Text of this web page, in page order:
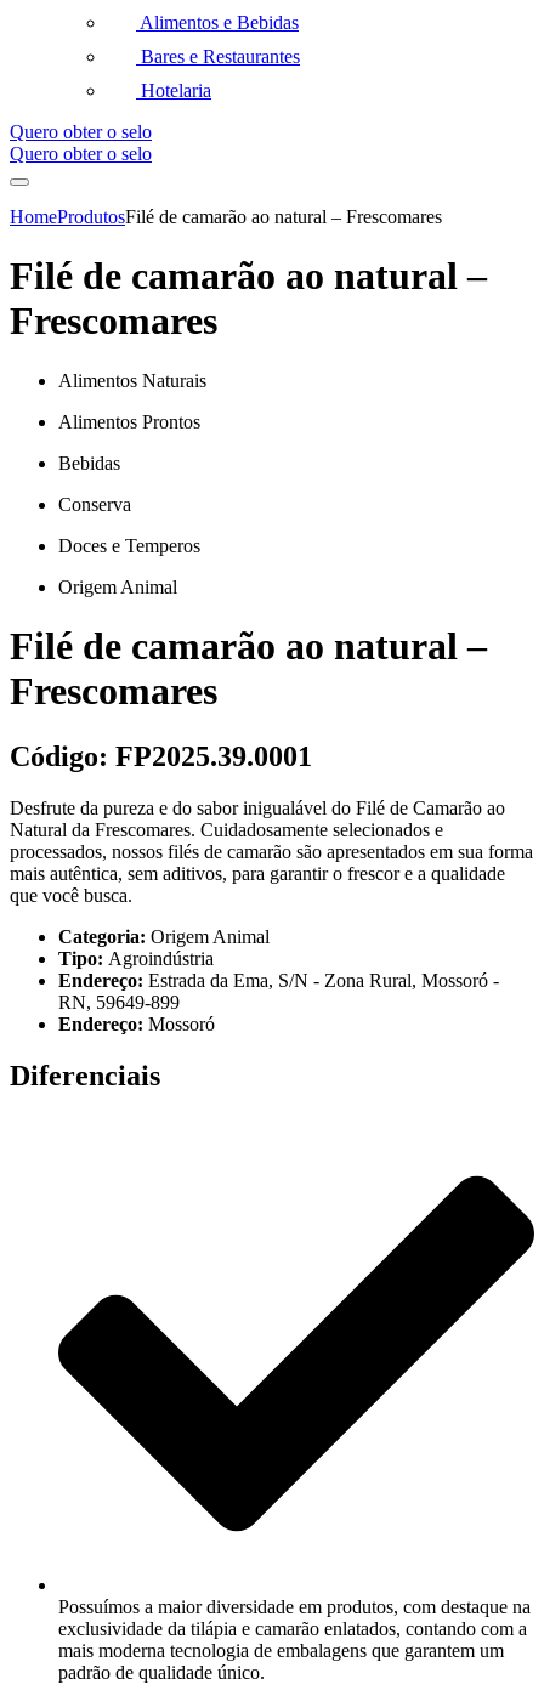
Alimentos e Bebidas
Bares e Restaurantes
Hotelaria
Quero obter o selo
Quero obter o selo
HomeProdutosFilé de camarão ao natural – Frescomares
Filé de camarão ao natural –
Frescomares
Alimentos Naturais
Alimentos Prontos
Bebidas
Conserva
Doces e Temperos
Origem Animal
Filé de camarão ao natural –
Frescomares
Código: FP2025.39.0001
Desfrute da pureza e do sabor inigualável do Filé de Camarão ao
Natural da Frescomares. Cuidadosamente selecionados e
processados, nossos filés de camarão são apresentados em sua forma
mais autêntica, sem aditivos, para garantir o frescor e a qualidade
que você busca.
Categoria: Origem Animal
Tipo: Agroindústria
Endereço: Estrada da Ema, S/N - Zona Rural, Mossoró -
RN, 59649-899
Endereço: Mossoró
Diferenciais
Possuímos a maior diversidade em produtos, com destaque na
exclusividade da tilápia e camarão enlatados, contando com a
mais moderna tecnologia de embalagens que garantem um
padrão de qualidade único.